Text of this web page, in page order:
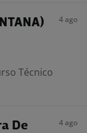
4 ago
Técnico
De
4 ago